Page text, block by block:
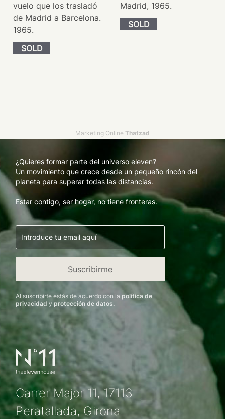
vuelo que los trasladó
de Madrid a Barcelona.
1965.
SOLD
Madrid, 1965.
SOLD
Marketing Online Thatzad
¿Quieres formar parte del universo eleven?
Un movimiento que crece desde un pequeño rincón del
planeta para superar todas las distancias.
Estar contigo, ser hogar, no tiene fronteras.
Al suscribirte estás de acuerdo con la política de
privacidad y protección de datos.
Carrer Major 11, 17113
Peratallada, Girona